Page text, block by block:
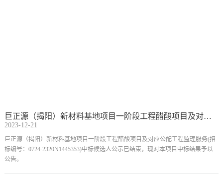
巨正源（揭阳）新材料基地项目一阶段工程醋酸项目及对应公配工程监理服务中标结果公告
2023-12-21
巨正源（揭阳）新材料基地项目一阶段工程醋酸项目及对应公配工程监理服务(招
标编号：0724-2320N1445353)中标候选人公示已结束，现对本项目中标结果予以
公告。